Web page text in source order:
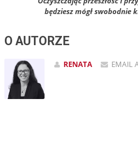
będziesz mógł swobodnie
O AUTORZE
RENATA EMAIL